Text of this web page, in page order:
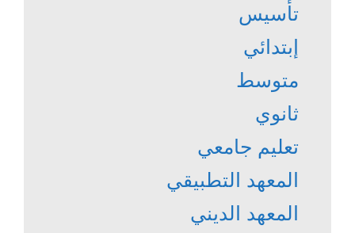
تأسيس
إبتدائي
متوسط
ثانوي
تعليم جامعي
المعهد التطبيقي
المعهد الديني